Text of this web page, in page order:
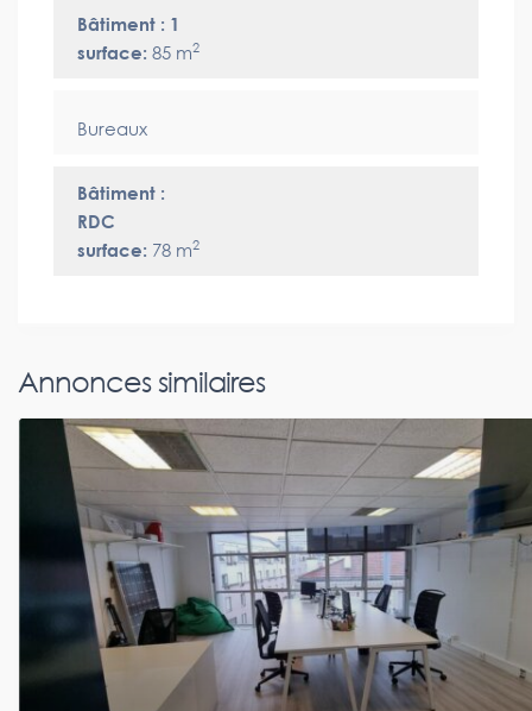
Bâtiment : 1
surface: 85 m2
Bureaux
Bâtiment :
RDC
surface: 78 m2
Annonces similaires